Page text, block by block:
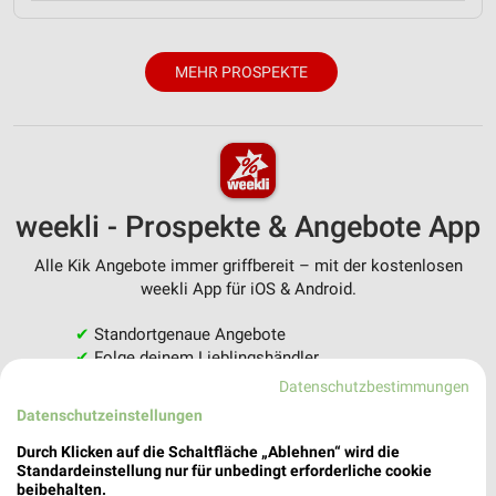
MEHR PROSPEKTE
weekli - Prospekte & Angebote App
Alle Kik Angebote immer griffbereit – mit der kostenlosen
weekli App für iOS & Android.
✔ Standortgenaue Angebote
✔Folge deinem Lieblingshändler
Push-Benachrichtigungen bei neuen Prospekten
✔
Einkaufsliste - Einkauf stressfrei planen
JETZT LADEN UND SPAREN!
Datenschutzbestimmungen
Datenschutzeinstellungen
Durch Klicken auf die Schaltfläche „Ablehnen“ wird die
Standardeinstellung nur für unbedingt erforderliche cookie
beibehalten.